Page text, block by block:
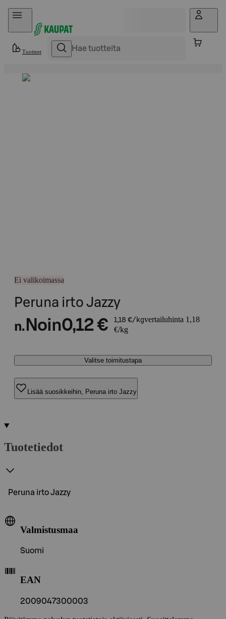
Hyppää sisältöön
Tuotteet
Ei valikoimassa
Peruna irto Jazzy
n. Noin0,12 € 1,18 €/kgvertailuhinta 1,18
€/kg
Valitse toimitustapa
Lisää suosikkeihin, Peruna irto Jazzy
Tuotetiedot
Peruna irto Jazzy
Valmistusmaa
Suomi
EAN
2009047300003